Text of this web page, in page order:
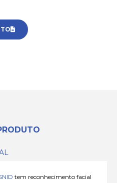
tem reconhecimento facial